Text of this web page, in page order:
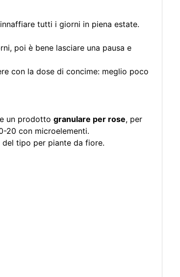
tutti i giorni in piena estate.
poi è bene lasciare una pausa e
con la dose di concime: meglio poco
un prodotto granulare per rose, per
20 con microelementi.
tipo per piante da fiore.